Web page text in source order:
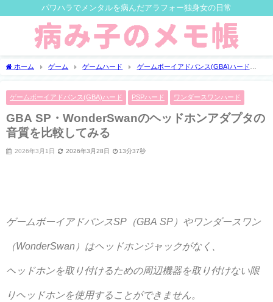
パワハラでメンタルを病んだアラフォー独身女の日常
ホーム ゲーム ゲームハード
ゲームボーイアドバンス(GBA)ハード
ゲームボーイアドバンス(GBA)ハード PSPハード ワンダースワンハード
GBA SP・WonderSwanのヘッドホンアダプタの
音質を比較してみる
2026年3月1日 2026年3月28日 13分37秒
ゲームボーイアドバンスSP（GBA SP）やワンダースワン
（WonderSwan）はヘッドホンジャックがなく、
ヘッドホンを取り付けるための周辺機器を取り付けない限
りヘッドホンを使用することができません。